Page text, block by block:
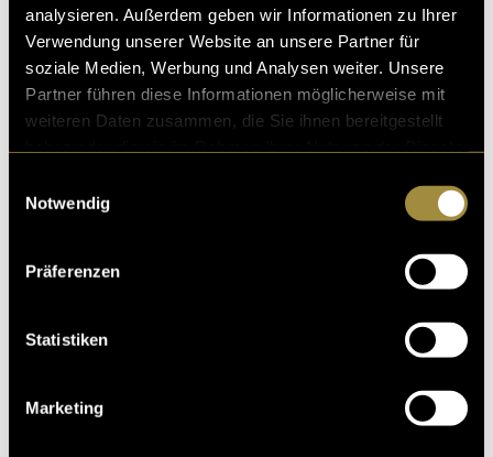
analysieren. Außerdem geben wir Informationen zu Ihrer
Verwendung unserer Website an unsere Partner für
soziale Medien, Werbung und Analysen weiter. Unsere
Partner führen diese Informationen möglicherweise mit
weiteren Daten zusammen, die Sie ihnen bereitgestellt
Notwendig
Präferenzen
Statistiken
Marketing